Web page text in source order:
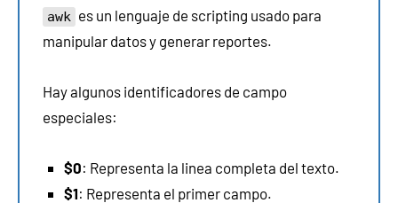
awk es un lenguaje de scripting usado para
manipular datos y generar reportes.
Hay algunos identificadores de campo
especiales:
$0: Representa la linea completa del texto.
$1: Representa el primer campo.